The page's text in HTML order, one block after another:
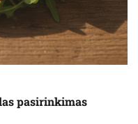
pasirinkimas